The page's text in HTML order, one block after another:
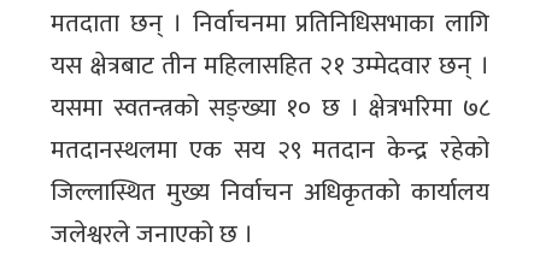
मतदाता छन् । निर्वाचनमा प्रतिनिधिसभाका लागि
यस क्षेत्रबाट तीन महिलासहित २१ उम्मेदवार छन् ।
यसमा स्वतन्त्रको सङ्ख्या १० छ । क्षेत्रभरिमा ७८
मतदानस्थलमा एक सय २९ मतदान केन्द्र रहेको
जिल्लास्थित मुख्य निर्वाचन अधिकृतको कार्यालय
जलेश्वरले जनाएको छ ।